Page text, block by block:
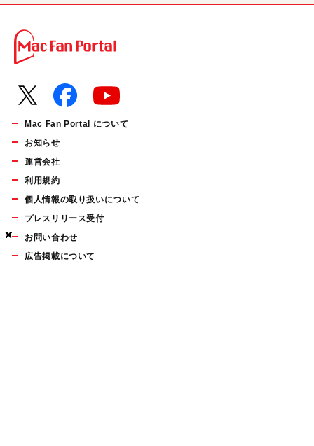
×
×
×
Mac Fan Portal について
お知らせ
運営会社
利用規約
個人情報の取り扱いについて
プレスリリース受付
お問い合わせ
広告掲載について